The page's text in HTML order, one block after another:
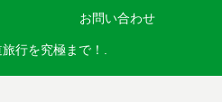
お問い合わせ
行を究極まで！.